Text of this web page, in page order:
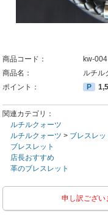
商品コード：
kw-004
商品名：
ルチ
ポイント：
P
関連カテゴリ：
ルチルクォーツ
ルチルクォーツ > ブレスレッ
ブレスレット
店長おすすめ
革のブレスレット
申し訳ござい